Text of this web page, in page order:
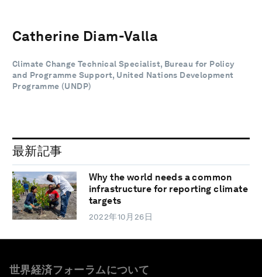
Catherine Diam-Valla
Climate Change Technical Specialist, Bureau for Policy
and Programme Support, United Nations Development
Programme (UNDP)
最新記事
Why the world needs a common
infrastructure for reporting climate
targets
2022年10月26日
世界経済フォーラムについて